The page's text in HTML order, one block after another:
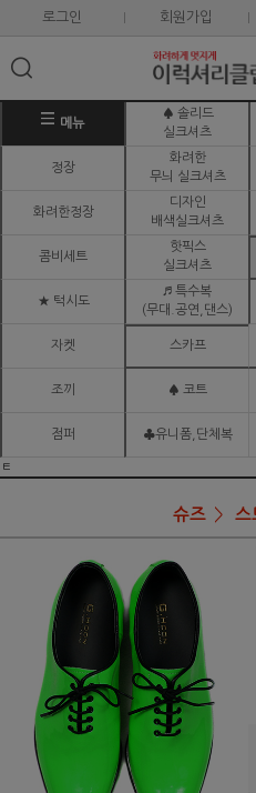
로그인 회원가입
메뉴
♠ 솔리드
실크셔츠
정장
화려한
무늬 실크셔츠
화려한정장
디자인
배색실크셔츠
콤비세트
핫픽스
실크셔츠
★ 턱시도
♬ 특수복
(무대.공연,댄스)
자켓 스카프
조끼 ♠ 코트
점퍼 ♣유니폼,단체복
ㅌ
슈즈 스